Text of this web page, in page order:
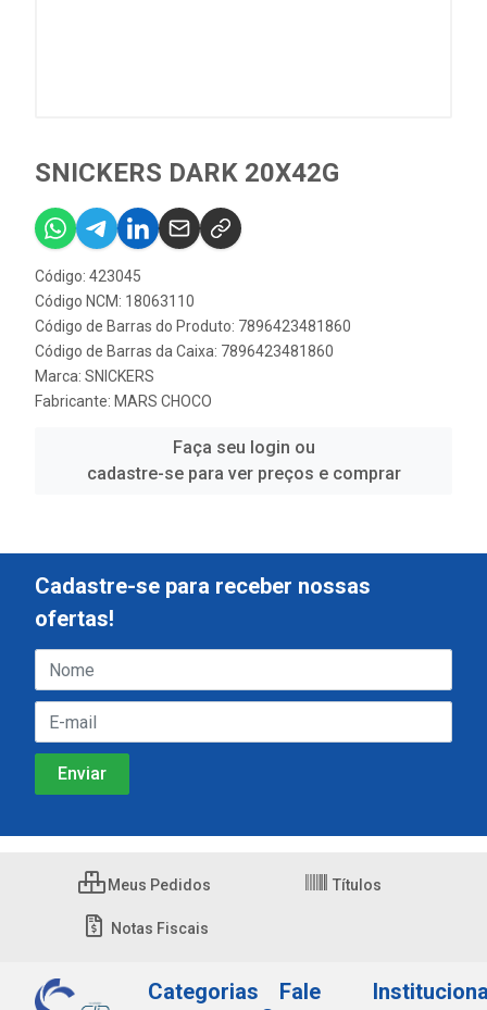
SNICKERS DARK 20X42G
Código: 423045
Código NCM: 18063110
Código de Barras do Produto: 7896423481860
Código de Barras da Caixa: 7896423481860
Marca: SNICKERS
Fabricante: MARS CHOCO
Faça seu login ou
cadastre-se para ver preços e comprar
Cadastre-se para receber nossas
ofertas!
Meus Pedidos Títulos
Notas Fiscais
Categorias
Fale